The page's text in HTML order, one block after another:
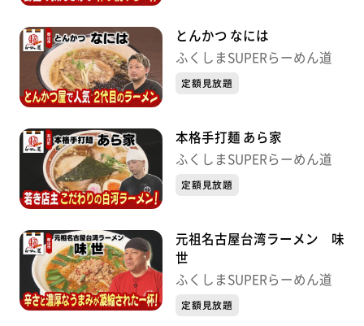
とんかつ なには
ふくしまSUPERらーめん道
定額見放題
本格手打麺 あら家
ふくしまSUPERらーめん道
定額見放題
元祖名古屋台湾ラーメン 味
世
ふくしまSUPERらーめん道
定額見放題